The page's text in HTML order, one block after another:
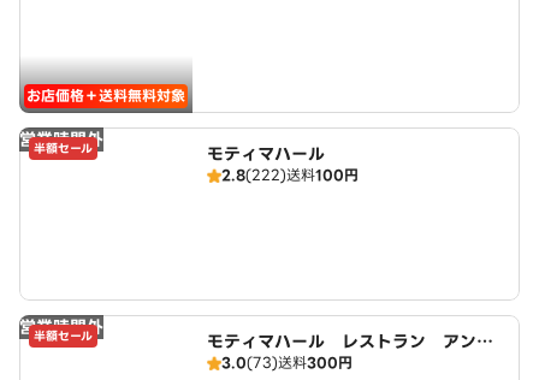
お店価格＋送料無料対象
営業時間外
半額セール モティマハール
2.8(222)送料100円
営業時間外
半額セール
モティマハール レストラン アンド
バー
3.0(73)送料300円